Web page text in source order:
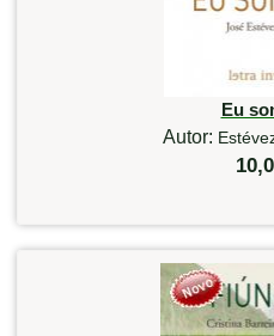
Eu
Autor: